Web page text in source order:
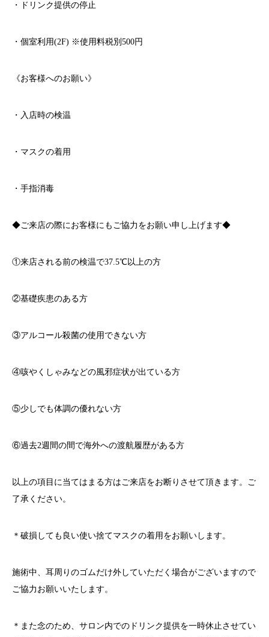
・ドリンク提供の停止
・個室利用(2F) ※使用料税別 500円
《お客様へのお願い》
・入店時の検温
・マスクの着用
・手指消毒
◆ご来店の際にお客様にもご協力をお願い申し上げます◆
①来店される前の検温で37.5℃以上の方
②基礎疾患のある方
③アルコール殺菌の使用できない方
④咳やくしゃみなどの風邪症状が出ている方
⑤少しでも体調の優れない方
⑥過去2週間の間で海外への渡航履歴がある方
以上の項目に当てはまる方はご来店をお断りさせて頂きます。ご
了承ください。
＊破損しても良い使い捨てマスクの着用をお願いします。
施術中、耳周りのゴムだけ外していただく場合がございますので
ご協力お願いいたします。
＊また念のため、サロン内でのドリンク提供を一時休止させてい